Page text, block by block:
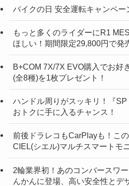
バイクの日 安全運転キャンペー
もっと多くのライダーにR1
ほしい！期間限定29,800円で発
B+COM 7X/7X EVO購入でお好
(全8種)を1枚プレゼント！
ハンドル周りがスッキリ！『
おトクに手に入るチャンス！
前後ドラレコもCarPlayも！こ
CIEL(シエル)マルチスマートモ
2輪業界初！あのコンバースワ
んかんに登場、高い安全性とデ